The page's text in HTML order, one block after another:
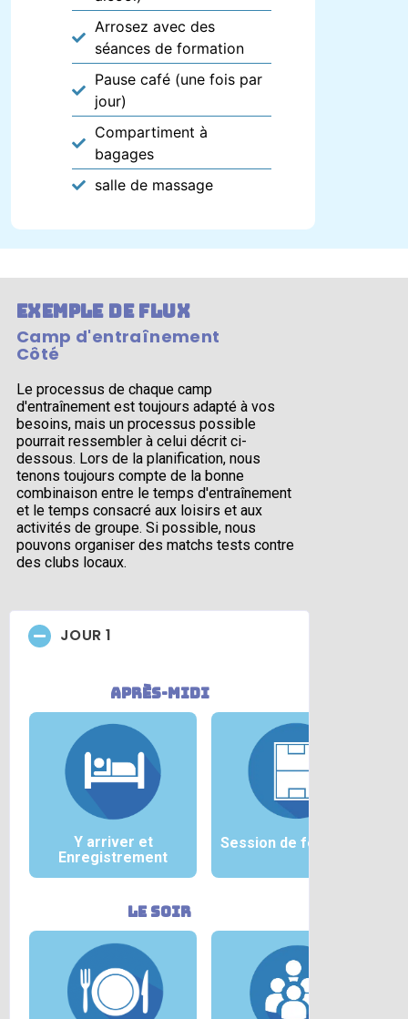
Arrosez avec des
séances de formation
Pause café (une fois par
jour)
Compartiment à
bagages
salle de massage
Exemple de flux
Camp d'entraînement
Côté
Le processus de chaque camp
d'entraînement est toujours adapté à vos
besoins, mais un processus possible
pourrait ressembler à celui décrit ci-
dessous. Lors de la planification, nous
tenons toujours compte de la bonne
combinaison entre le temps d'entraînement
et le temps consacré aux loisirs et aux
activités de groupe. Si possible, nous
pouvons organiser des matchs tests contre
des clubs locaux.
JOUR 1
après-midi
Y arriver et
Enregistrement
Session de formation
le soir